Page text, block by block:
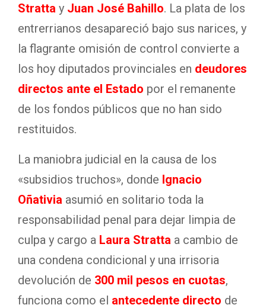
Stratta y Juan José Bahillo. La plata de los
entrerrianos desapareció bajo sus narices, y
la flagrante omisión de control convierte a
los hoy diputados provinciales en deudores
directos ante el Estado por el remanente
de los fondos públicos que no han sido
restituidos.
La maniobra judicial en la causa de los
«subsidios truchos», donde Ignacio
Oñativia asumió en solitario toda la
responsabilidad penal para dejar limpia de
culpa y cargo a Laura Stratta a cambio de
una condena condicional y una irrisoria
devolución de 300 mil pesos en cuotas,
funciona como el antecedente directo de